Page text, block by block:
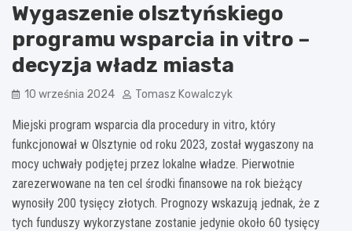
Wygaszenie olsztyńskiego
programu wsparcia in vitro –
decyzja władz miasta
10 września 2024 Tomasz Kowalczyk
Miejski program wsparcia dla procedury in vitro, który
funkcjonował w Olsztynie od roku 2023, został wygaszony na
mocy uchwały podjętej przez lokalne władze. Pierwotnie
zarezerwowane na ten cel środki finansowe na rok bieżący
wynosiły 200 tysięcy złotych. Prognozy wskazują jednak, że z
tych funduszy wykorzystane zostanie jedynie około 60 tysięcy